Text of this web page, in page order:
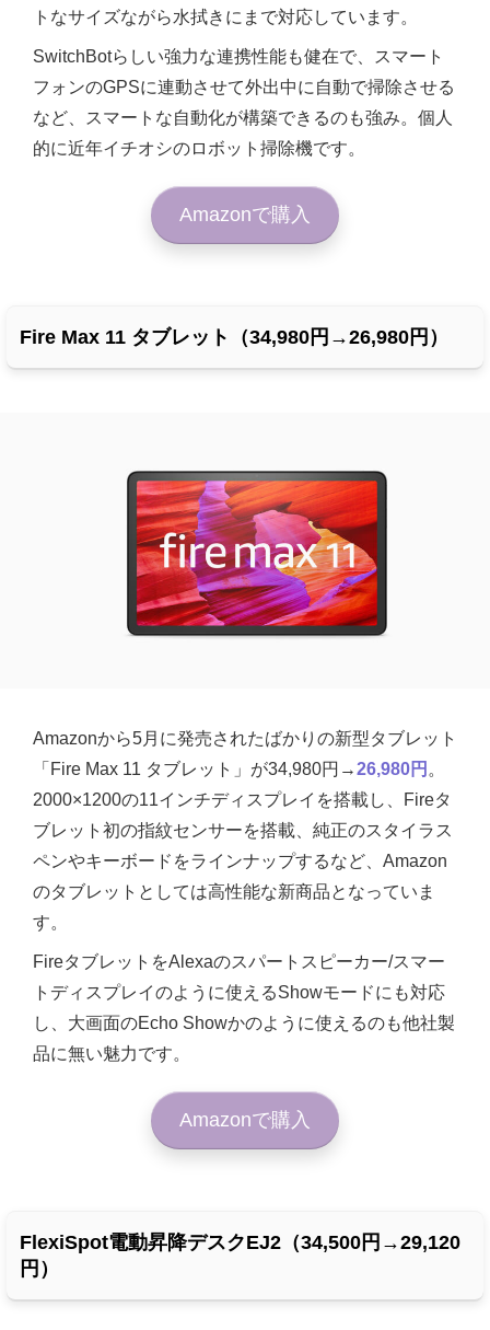
トなサイズながら水拭きにまで対応しています。
SwitchBotらしい強力な連携性能も健在で、スマート
フォンのGPSに連動させて外出中に自動で掃除させる
など、スマートな自動化が構築できるのも強み。個人
的に近年イチオシのロボット掃除機です。
Amazonで購入
Fire Max 11 タブレット（34,980円→26,980円）
Amazonから5月に発売されたばかりの新型タブレット
「Fire Max 11 タブレット」が34,980円→26,980円 。
2000×1200の11インチディスプレイを搭載し、Fireタ
ブレット初の指紋センサーを搭載、純正のスタイラス
ペンやキーボードをラインナップするなど、Amazon
のタブレットとしては高性能な新商品となっていま
す。
FireタブレットをAlexaのスパートスピーカー/スマー
トディスプレイのように使えるShowモードにも対応
し、大画面のEcho Showかのように使えるのも他社製
品に無い魅力です。
Amazonで購入
FlexiSpot電動昇降デスクEJ2（34,500円→29,120
円）